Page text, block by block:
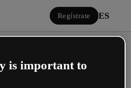
Regístrate ES
is important to